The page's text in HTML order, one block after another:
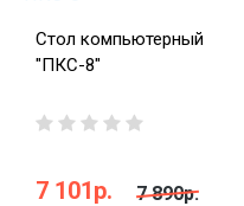
Стол компьютерный
"ПКС-8"
7 101р. 7 890р.